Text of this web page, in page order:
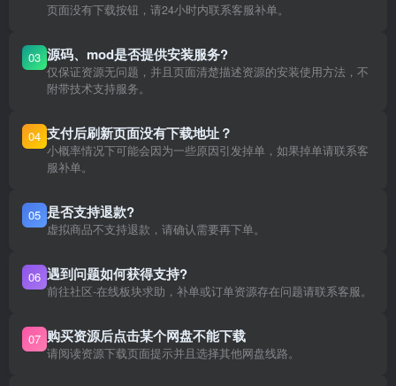
页面没有下载按钮，请24小时内联系客服补单。
03 源码、mod是否提供安装服务?
仅保证资源无问题，并且页面清楚描述资源的安装使用方法，不
附带技术支持服务。
04 支付后刷新页面没有下载地址？
小概率情况下可能会因为一些原因引发掉单，如果掉单请联系客
服补单。
05 是否支持退款?
虚拟商品不支持退款，请确认需要再下单。
06 遇到问题如何获得支持?
前往社区-在线板块求助，补单或订单资源存在问题请联系客服。
07 购买资源后点击某个网盘不能下载
请阅读资源下载页面提示并且选择其他网盘线路。